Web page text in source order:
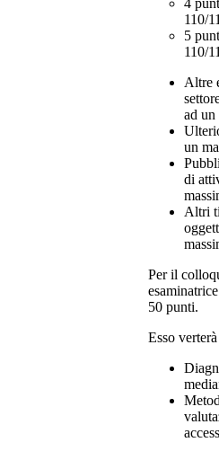
4
110/
5
110/
Altre
ad un
un
di
Altri
Per il
50 punti.
Esso